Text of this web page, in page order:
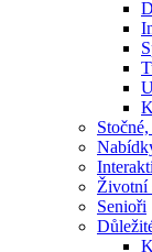
Životní
Senioři